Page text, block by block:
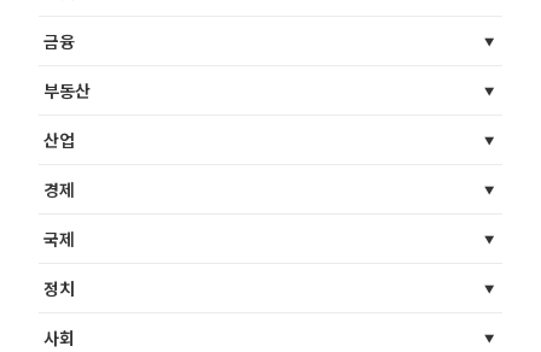
금융
부동산
산업
경제
국제
정치
사회